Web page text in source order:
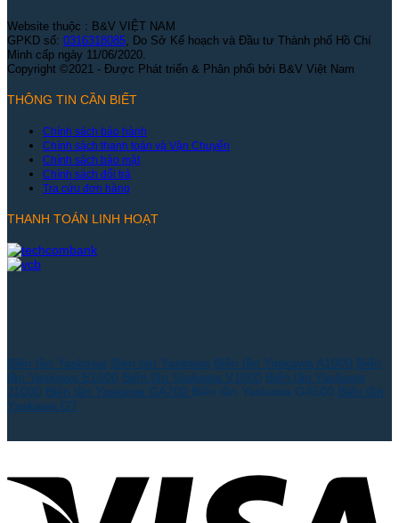
Website thuộc : B&V VIỆT NAM
GPKD số: 0316318085 , Do Sở Kế hoạch và Đầu tư Thành phố Hồ Chí
Minh cấp ngày 11/06/2020.
Copyright ©2021 - Được Phát triển & Phân phối bởi B&V Việt Nam
THÔNG TIN CẦN BIẾT
Chính sách bảo hành
Chính sách thanh toán và Vận Chuyển
Chính sách bảo mật
Chính sách đổi trả
Tra cứu đơn hàng
THANH TOÁN LINH HOẠT
Biến tần Yaskawa Bien tan Yaskawa Biến tần Yaskawa A1000 Biến
tần Yaskawa E1000 Biến tần Yaskawa V1000 Biến tần Yaskawa
J1000 Biến tần Yaskawa GA700 Biến tần Yaskawa GA500 Biến tần
Yaskawa G7